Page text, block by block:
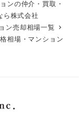
ンの仲介・買取・
ら株式会社
ン売却相場一覧
相場・マンション